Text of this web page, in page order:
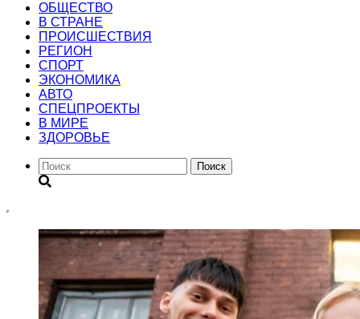
ОБЩЕСТВО
В СТРАНЕ
ПРОИСШЕСТВИЯ
РЕГИОН
CПОРТ
ЭКОНОМИКА
АВТО
СПЕЦПРОЕКТЫ
В МИРЕ
ЗДОРОВЬЕ
Поиск